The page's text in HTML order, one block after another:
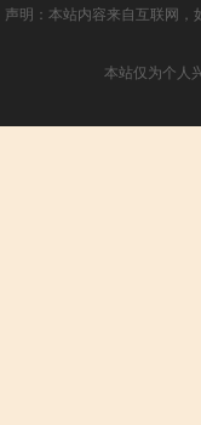
声明：本站内容来自互联网
本站仅为个人